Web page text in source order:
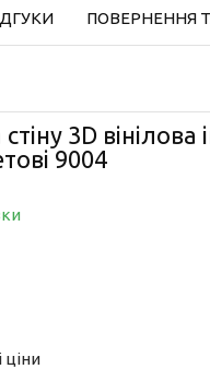
ПОВЕРНЕННЯ
3D вінілова
9004
ціни